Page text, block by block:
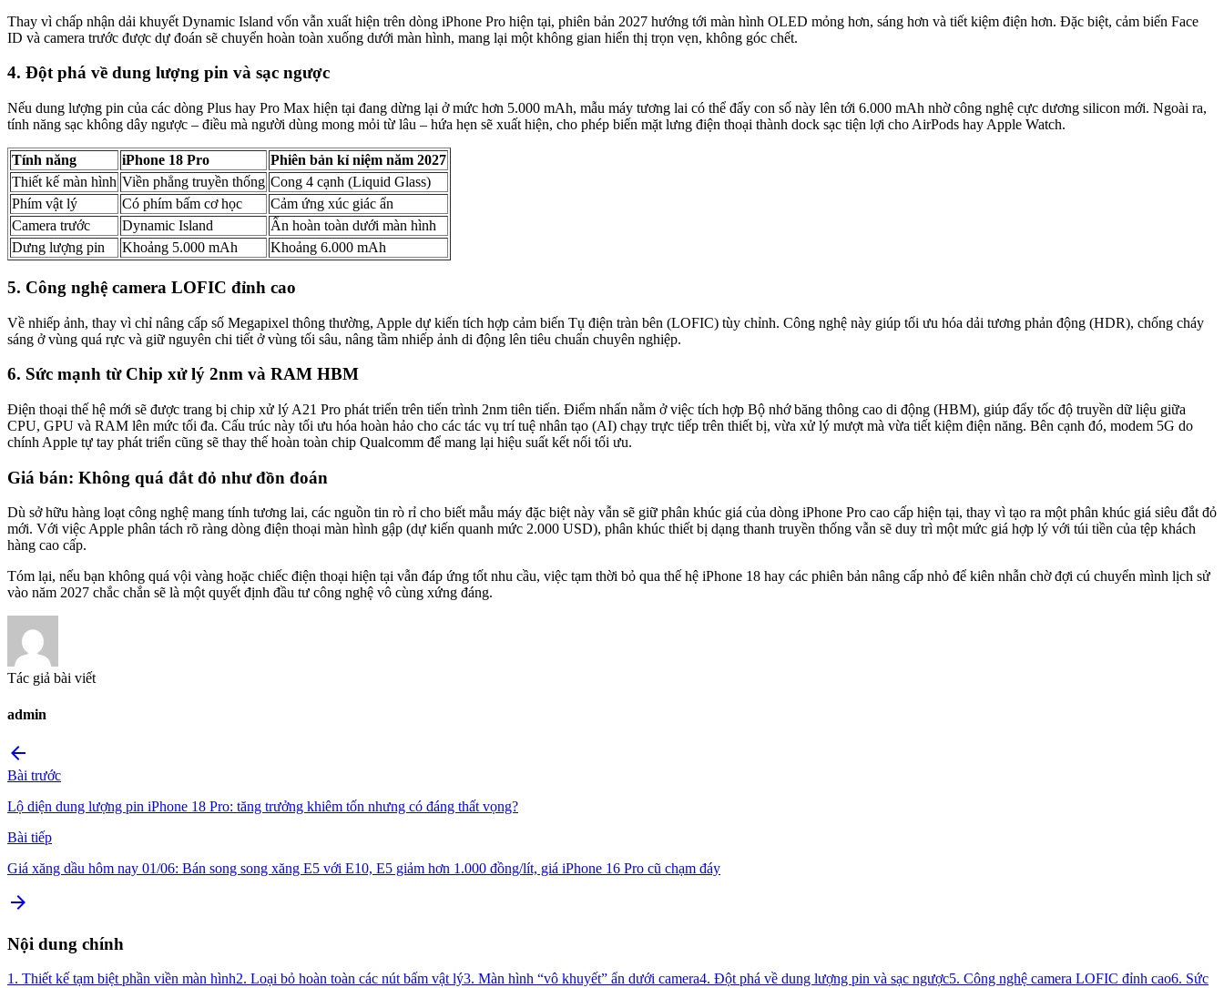
Thay vì chấp nhận dải khuyết Dynamic Island vốn vẫn xuất hiện trên dòng iPhone Pro hiện tại, phiên bản 2027 hướng tới màn hình OLED mỏng hơn, sáng hơn và tiết kiệm điện hơn. Đặc biệt, cảm biến Face
ID và camera trước được dự đoán sẽ chuyển hoàn toàn xuống dưới màn hình, mang lại một không gian hiển thị trọn vẹn, không góc chết.
4. Đột phá về dung lượng pin và sạc ngược
Nếu dung lượng pin của các dòng Plus hay Pro Max hiện tại đang dừng lại ở mức hơn 5.000 mAh, mẫu máy tương lai có thể đẩy con số này lên tới 6.000 mAh nhờ công nghệ cực dương silicon mới. Ngoài ra,
tính năng sạc không dây ngược – điều mà người dùng mong mỏi từ lâu – hứa hẹn sẽ xuất hiện, cho phép biến mặt lưng điện thoại thành dock sạc tiện lợi cho AirPods hay Apple Watch.
Tính năng iPhone 18 Pro
Phiên bản kỉ niệm năm 2027
Thiết kế màn hình Viền phẳng truyền thống Cong 4 cạnh (Liquid Glass)
Phím vật lý
Có phím bấm cơ học
Cảm ứng xúc giác ẩn
Camera trước
Dynamic Island
Ẩn hoàn toàn dưới màn hình
Dưng lượng pin
Khoảng 5.000 mAh Khoảng 6.000 mAh
5. Công nghệ camera LOFIC đỉnh cao
Về nhiếp ảnh, thay vì chỉ nâng cấp số Megapixel thông thường, Apple dự kiến tích hợp cảm biến Tụ điện tràn bên (LOFIC) tùy chỉnh. Công nghệ này giúp tối ưu hóa dải tương phản động (HDR), chống cháy
sáng ở vùng quá rực và giữ nguyên chi tiết ở vùng tối sâu, nâng tầm nhiếp ảnh di động lên tiêu chuẩn chuyên nghiệp.
6. Sức mạnh từ Chip xử lý 2nm và RAM HBM
Điện thoại thế hệ mới sẽ được trang bị chip xử lý A21 Pro phát triển trên tiến trình 2nm tiên tiến. Điểm nhấn nằm ở việc tích hợp Bộ nhớ băng thông cao di động (HBM), giúp đẩy tốc độ truyền dữ liệu giữa
CPU, GPU và RAM lên mức tối đa. Cấu trúc này tối ưu hóa hoàn hảo cho các tác vụ trí tuệ nhân tạo (AI) chạy trực tiếp trên thiết bị, vừa xử lý mượt mà vừa tiết kiệm điện năng. Bên cạnh đó, modem 5G do
chính Apple tự tay phát triển cũng sẽ thay thế hoàn toàn chip Qualcomm để mang lại hiệu suất kết nối tối ưu.
Giá bán: Không quá đắt đỏ như đồn đoán
Dù sở hữu hàng loạt công nghệ mang tính tương lai, các nguồn tin rò rỉ cho biết mẫu máy đặc biệt này vẫn sẽ giữ phân khúc giá của dòng iPhone Pro cao cấp hiện tại, thay vì tạo ra một phân khúc giá siêu đắt đỏ
mới. Với việc Apple phân tách rõ ràng dòng điện thoại màn hình gập (dự kiến quanh mức 2.000 USD), phân khúc thiết bị dạng thanh truyền thống vẫn sẽ duy trì một mức giá hợp lý với túi tiền của tệp khách
hàng cao cấp.
Tóm lại, nếu bạn không quá vội vàng hoặc chiếc điện thoại hiện tại vẫn đáp ứng tốt nhu cầu, việc tạm thời bỏ qua thế hệ iPhone 18 hay các phiên bản nâng cấp nhỏ để kiên nhẫn chờ đợi cú chuyển mình lịch sử
vào năm 2027 chắc chắn sẽ là một quyết định đầu tư công nghệ vô cùng xứng đáng.
Tác giả bài viết
admin
arrow_back
Bài trước
Lộ diện dung lượng pin iPhone 18 Pro: tăng trưởng khiêm tốn nhưng có đáng thất vọng?
Bài tiếp
Giá xăng dầu hôm nay 01/06: Bán song song xăng E5 với E10, E5 giảm hơn 1.000 đồng/lít, giá iPhone 16 Pro cũ chạm đáy
arrow_forward
Nội dung chính
1. Thiết kế tạm biệt phần viền màn hình2. Loại bỏ hoàn toàn các nút bấm vật lý3. Màn hình “vô khuyết” ẩn dưới camera4. Đột phá về dung lượng pin và sạc ngược5. Công nghệ camera LOFIC đỉnh cao6. Sức